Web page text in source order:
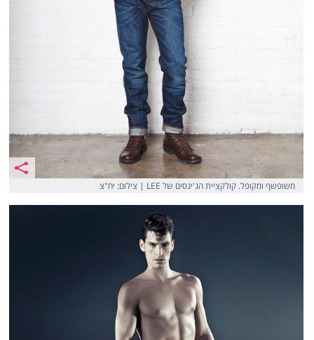
משופשף ומקופל. קולקציית הג'ינסים של LEE | צילום: יח"צ